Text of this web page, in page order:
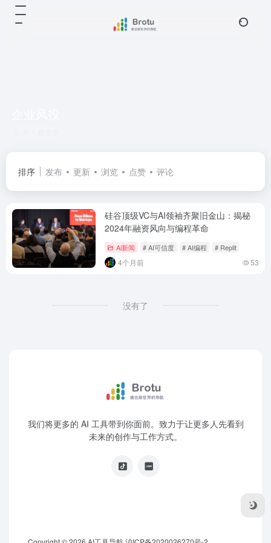
排序 发布 更新 浏览 点赞 评论
硅谷顶级VC与AI领袖齐聚旧金山：揭秘
2024年融资风向与编程革命
Ai新闻 # AI可信度 # AI编程 # Replit
4个月前 53
没有了
我们将更多的 AI 工具带到你面前。致力于让更多人先看到
未来的创作与工作方式。